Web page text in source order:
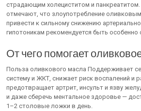
страдающим холециститом и
отмечают, что злоупотребление
привести к сильному снижению
гипотоникам рекомендуется быть
От чего помогает
Польза оливкового масла Поддерживает
систему и ЖКТ, снижает риск воспалений и
предотвращает артрит, инсульт и язву
и даже сберечь ментальное здоровье —
1–2 столовые ложки в день.